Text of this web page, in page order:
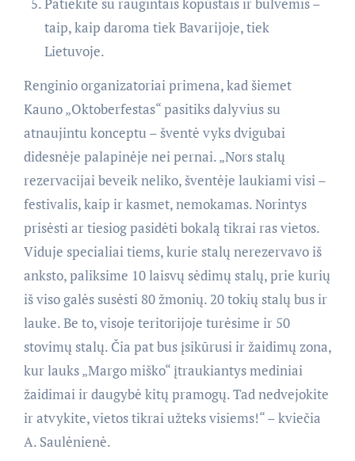
Patiekite su raugintais kopūstais ir bulvėmis –
taip, kaip daroma tiek Bavarijoje, tiek
Lietuvoje.
Renginio organizatoriai primena, kad šiemet
Kauno „Oktoberfestas“ pasitiks dalyvius su
atnaujintu konceptu – šventė vyks dvigubai
didesnėje palapinėje nei pernai. „Nors stalų
rezervacijai beveik neliko, šventėje laukiami visi –
festivalis, kaip ir kasmet, nemokamas. Norintys
prisėsti ar tiesiog pasidėti bokalą tikrai ras vietos.
Viduje specialiai tiems, kurie stalų nerezervavo iš
anksto, paliksime 10 laisvų sėdimų stalų, prie kurių
iš viso galės susėsti 80 žmonių. 20 tokių stalų bus ir
lauke. Be to, visoje teritorijoje turėsime ir 50
stovimų stalų. Čia pat bus įsikūrusi ir žaidimų zona,
kur lauks „Margo miško“ įtraukiantys mediniai
žaidimai ir daugybė kitų pramogų. Tad nedvejokite
ir atvykite, vietos tikrai užteks visiems!“ – kviečia
A. Saulėnienė.